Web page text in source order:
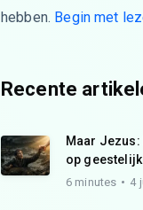
hebben. Begin met
Recente
Maar Jezus:
op
6 minutes 4